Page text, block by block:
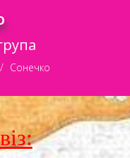
Сонечко